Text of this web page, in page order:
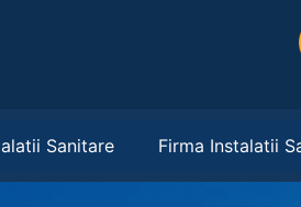
Sanitare Firma Instalatii